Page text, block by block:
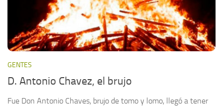
GENTES
D. Antonio Chavez, el brujo
Fue Don Antonio Chaves, brujo de tomo y lomo, llegó a tener